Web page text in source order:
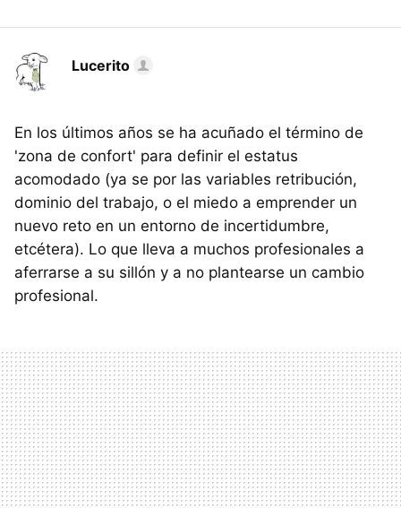
Lucerito
En los últimos años se ha acuñado el término de
'zona de confort' para definir el estatus
acomodado (ya se por las variables retribución,
dominio del trabajo, o el miedo a emprender un
nuevo reto en un entorno de incertidumbre,
etcétera). Lo que lleva a muchos profesionales a
aferrarse a su sillón y a no plantearse un cambio
profesional.